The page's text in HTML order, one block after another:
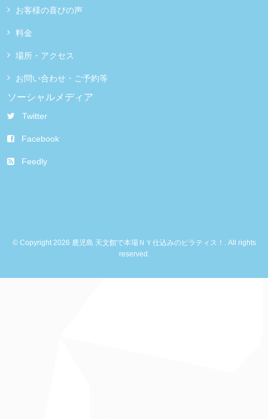
お客様の喜びの声
料金
場所・アクセス
お問い合わせ・ご予約等
ソーシャルメディア
Twitter
Facebook
Feedly
© Copyright 2026 鹿児島 天文館で本場ＮＹ仕込みのピラティス！. All rights
reserved.